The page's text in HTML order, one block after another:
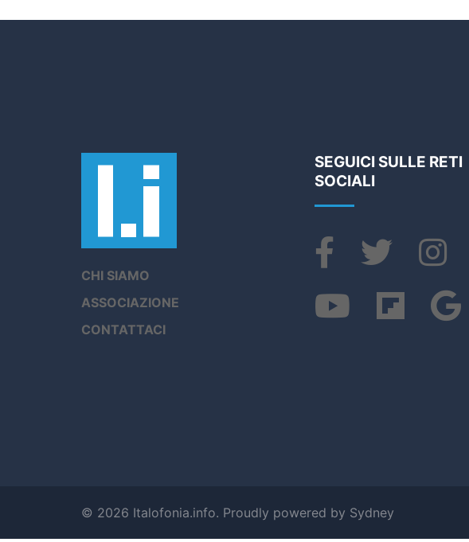
CHI SIAMO
ASSOCIAZIONE
CONTATTACI
SEGUICI SULLE RETI
SOCIALI
© 2026 Italofonia.info. Proudly powered by Sydney